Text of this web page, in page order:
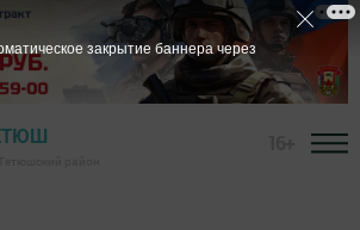
закрытие баннера через